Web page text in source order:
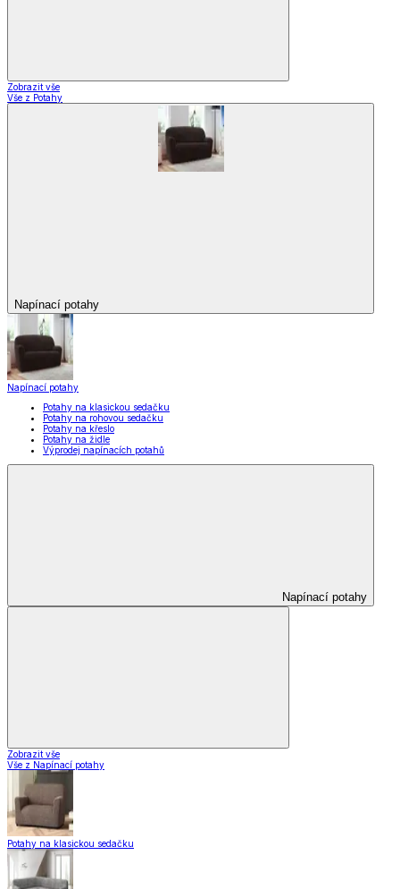
Zobrazit vše
Vše z Potahy
Napínací potahy
Napínací potahy
Potahy na klasickou sedačku
Potahy na rohovou sedačku
Potahy na křeslo
Potahy na židle
Výprodej napínacích potahů
Napínací potahy
Zobrazit vše
Vše z Napínací potahy
Potahy na klasickou sedačku